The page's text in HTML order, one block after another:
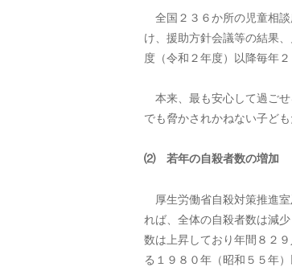
全国２３６か所の児童相談
け、援助方針会議等の結果
度（令和２年度）以降毎年
本来、最も安心して過ごせ
でも脅かされかねない子ども
⑵ 若年の自殺者数の増加
厚生労働省自殺対策推進室
れば、全体の自殺者数は減
数は上昇しており年間８２
る１９８０年（昭和５５年